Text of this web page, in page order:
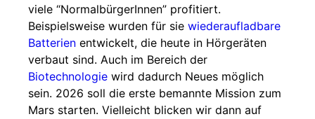
viele “NormalbürgerInnen” profitiert.
Beispielsweise wurden für sie wiederaufladbare
Batterien entwickelt, die heute in Hörgeräten
verbaut sind. Auch im Bereich der
Biotechnologie wird dadurch Neues möglich
sein. 2026 soll die erste bemannte Mission zum
Mars starten. Vielleicht blicken wir dann auf